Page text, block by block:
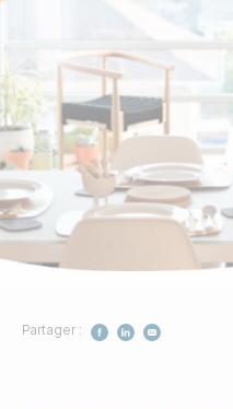
Partager :
Vivez dans
fonctionnel
Respectez
Préférez
Construire